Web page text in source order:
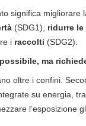
significa migliorare
(SDG1), ridurre
i raccolti (SDG2).
ma
oltre i confini.
su energia,
l’esposizione